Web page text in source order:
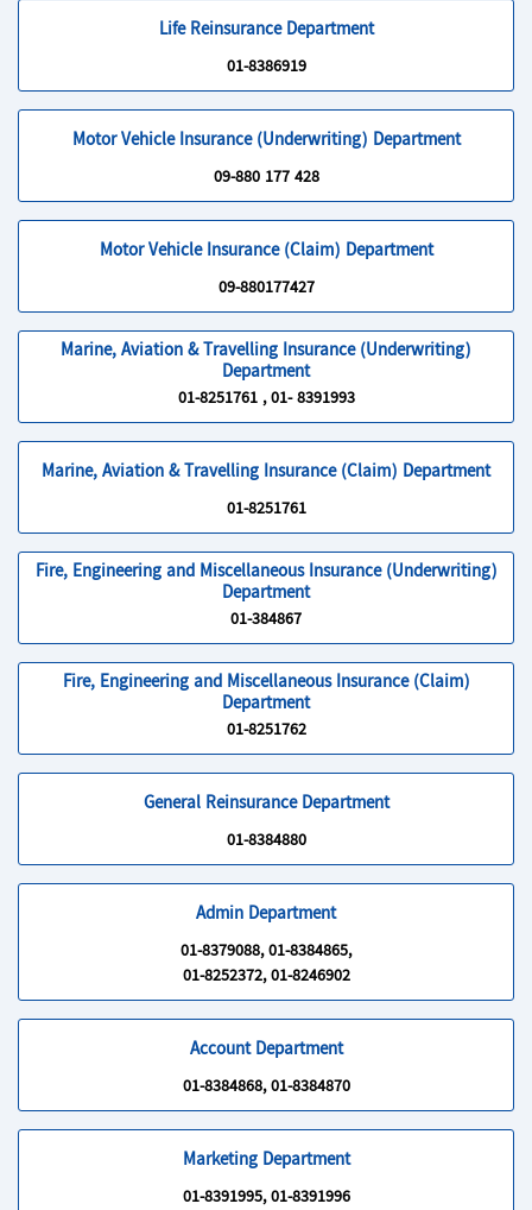
Life Reinsurance Department
01-8386919
Motor Vehicle Insurance (Underwriting) Department
09-880 177 428
Motor Vehicle Insurance (Claim) Department
09-880177427
Marine, Aviation & Travelling Insurance (Underwriting)
Department
01-8251761 , 01- 8391993
Marine, Aviation & Travelling Insurance (Claim) Department
01-8251761
Fire, Engineering and Miscellaneous Insurance (Underwriting)
Department
01-384867
Fire, Engineering and Miscellaneous Insurance (Claim)
Department
01-8251762
General Reinsurance Department
01-8384880
Admin Department
01-8379088, 01-8384865,
01-8252372, 01-8246902
Account Department
01-8384868, 01-8384870
Marketing Department
01-8391995, 01-8391996